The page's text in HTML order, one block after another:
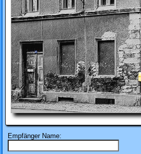
Empfänger Name: